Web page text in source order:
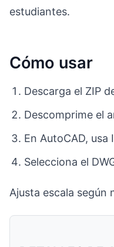
estudiantes.
Cómo usar
Descarga el ZIP
Descomprime el
En AutoCAD,
Selecciona el
Ajusta escala según